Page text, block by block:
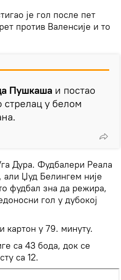
је гол после пет
против Валенсије и то
Пушкаша и постао
стрелац у белом
Дура. Фудбалери Реала
али Џуд Белингем није
фудбал зна да режира,
гол у дубокој
картон у 79. минуту.
са 43 бода, док се
са 12.